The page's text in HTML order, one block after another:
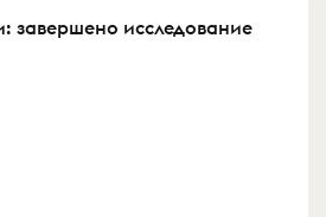
завершено исследование